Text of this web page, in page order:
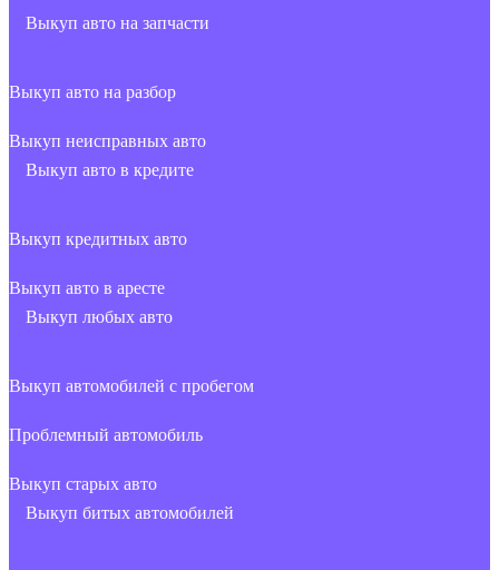
Выкуп авто на запчасти
Выкуп авто на разбор
Выкуп неисправных авто
Выкуп авто в кредите
Выкуп кредитных авто
Выкуп авто в аресте
Выкуп любых авто
Выкуп автомобилей с пробегом
Проблемный автомобиль
Выкуп старых авто
Выкуп битых автомобилей